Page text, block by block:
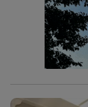
Puedes
“Administrar
visitando el
(“consenthub”)
política de